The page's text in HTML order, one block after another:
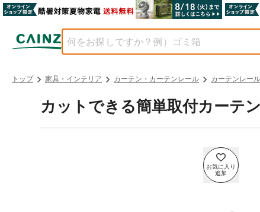
トップ 家具・インテリア カーテン・カーテンレール カーテンレール
カットできる簡単取付カーテ